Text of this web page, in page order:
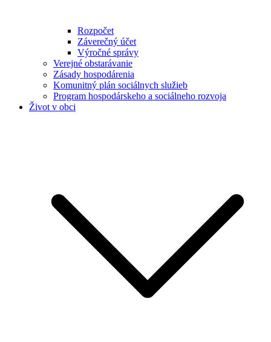
Rozpočet
Záverečný účet
Výročné správy
Verejné obstarávanie
Zásady hospodárenia
Komunitný plán sociálnych služieb
Program hospodárskeho a sociálneho rozvoja
Život v obci